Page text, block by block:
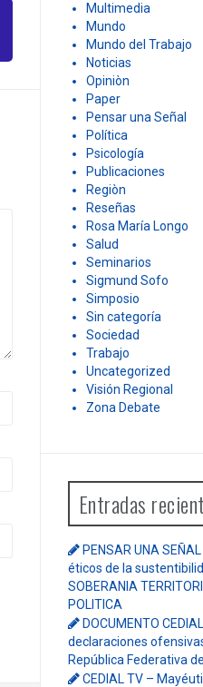
Multimedia
Mundo
Mundo del Trabajo
Noticias
Opiniòn
Paper
Pensar una Señal
Política
Psicología
Publicaciones
Regiòn
Reseñas
Rosa María Longo
Salud
Seminarios
Sigmund Sofo
Simposio
Sin categoría
Sociedad
Trabajo
Uncategorized
Visión Regional
Zona Debate
Entradas
PENSAR UNA
éticos de la
SOBERANIA
POLITICA
DOCUMENTO
declaraciones
República Federativa
CEDIAL TV –